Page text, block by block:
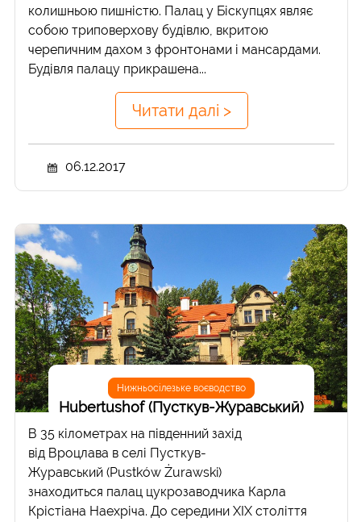
колишньою пишністю. Палац у Біскупцях являє
собою триповерхову будівлю, вкритою
черепичним дахом з фронтонами і мансардами.
Будівля палацу прикрашена...
Читати далі >
06.12.2017
Нижньосілезьке воєводство
Hubertushof (Пусткув-Журавський)
В 35 кілометрах на південний захід
від Вроцлава в селі Пусткув-
Журавський (Pustków Żurawski)
знаходиться палац цукрозаводчика Карла
Крістіана Наехріча. До середини ХІХ століття